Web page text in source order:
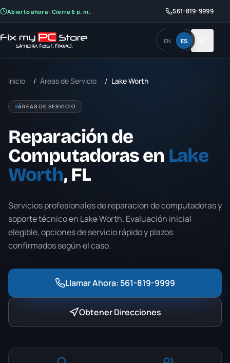
Abierto ahora · Cierra 6 p. m. 561-819-9999
ES
EN
Inicio / Áreas de Servicio / Lake Worth
ÁREAS DE SERVICIO
Reparación de
Computadoras en Lake
Worth, FL
Servicios profesionales de reparación de computadoras y
soporte técnico en Lake Worth. Evaluación inicial
elegible, opciones de servicio rápido y plazos
confirmados según el caso.
Llamar Ahora: 561-819-9999
Obtener Direcciones